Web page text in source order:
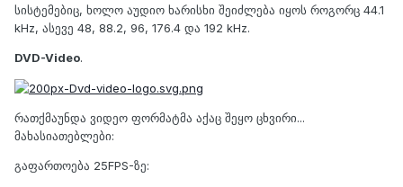
სისტემებიც, ხოლო აუდიო ხარისხი შეიძლება იყოს როგორც 44.1
kHz, ასევე 48, 88.2, 96, 176.4 და 192 kHz.
DVD-Video.
რათქმაუნდა ვიდეო ფორმატმა აქაც შეყო ცხვირი...
მახასიათებლები:
გაფართოება 25FPS-ზე: